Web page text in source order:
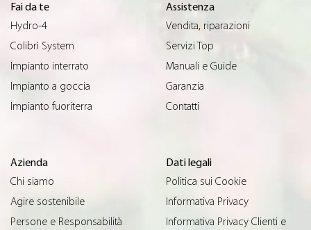
Fai da te
Hydro-4
Colibrì System
Impianto interrato
Impianto a goccia
Impianto fuoriterra
Assistenza
Vendita, riparazioni
Servizi Top
Manuali e Guide
Garanzia
Contatti
Azienda
Chi siamo
Agire sostenibile
Persone e Responsabilità
Dati legali
Politica sui Cookie
Informativa Privacy
Informativa Privacy Clienti e